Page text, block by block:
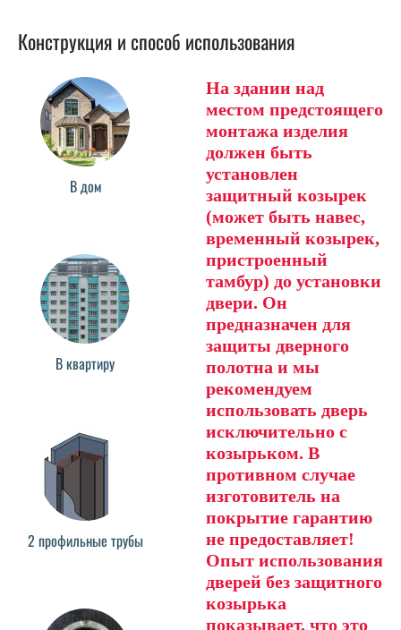
Конструкция и способ использования
В дом
В квартиру
2 профильные трубы
На здании над
местом предстоящего
монтажа изделия
должен быть
установлен
защитный козырек
(может быть навес,
временный козырек,
пристроенный
тамбур) до установки
двери. Он
предназначен для
защиты дверного
полотна и мы
рекомендуем
использовать дверь
исключительно с
козырьком. В
противном случае
изготовитель на
покрытие гарантию
не предоставляет!
Опыт использования
дверей без защитного
козырька
показывает, что это